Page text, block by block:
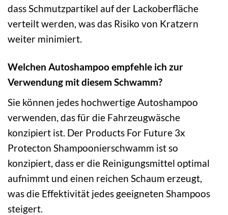
dass Schmutzpartikel auf der Lackoberfläche
verteilt werden, was das Risiko von Kratzern
weiter minimiert.
Welchen Autoshampoo empfehle ich zur
Verwendung mit diesem Schwamm?
Sie können jedes hochwertige Autoshampoo
verwenden, das für die Fahrzeugwäsche
konzipiert ist. Der Products For Future 3x
Protecton Shampoonierschwamm ist so
konzipiert, dass er die Reinigungsmittel optimal
aufnimmt und einen reichen Schaum erzeugt,
was die Effektivität jedes geeigneten Shampoos
steigert.